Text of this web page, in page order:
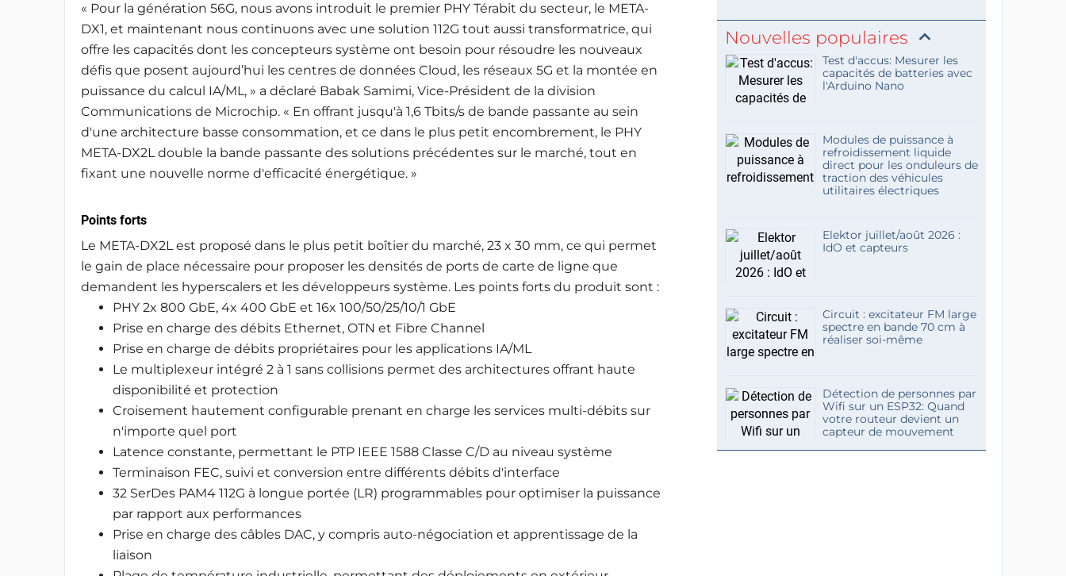
« Pour la génération 56G, nous avons introduit le premier PHY Térabit du secteur, le META-
DX1, et maintenant nous continuons avec une solution 112G tout aussi transformatrice, qui
offre les capacités dont les concepteurs système ont besoin pour résoudre les nouveaux
défis que posent aujourd’hui les centres de données Cloud, les réseaux 5G et la montée en
puissance du calcul IA/ML, » a déclaré Babak Samimi, Vice-Président de la division
Communications de Microchip. « En offrant jusqu'à 1,6 Tbits/s de bande passante au sein
d'une architecture basse consommation, et ce dans le plus petit encombrement, le PHY
META-DX2L double la bande passante des solutions précédentes sur le marché, tout en
fixant une nouvelle norme d'efficacité énergétique. »
Points forts
Le META-DX2L est proposé dans le plus petit boîtier du marché, 23 x 30 mm, ce qui permet
le gain de place nécessaire pour proposer les densités de ports de carte de ligne que
demandent les hyperscalers et les développeurs système. Les points forts du produit sont :
PHY 2x 800 GbE, 4x 400 GbE et 16x 100/50/25/10/1 GbE
Prise en charge des débits Ethernet, OTN et Fibre Channel
Prise en charge de débits propriétaires pour les applications IA/ML
Le multiplexeur intégré 2 à 1 sans collisions permet des architectures offrant haute
disponibilité et protection
Croisement hautement configurable prenant en charge les services multi-débits sur
n'importe quel port
Latence constante, permettant le PTP IEEE 1588 Classe C/D au niveau système
Terminaison FEC, suivi et conversion entre différents débits d'interface
32 SerDes PAM4 112G à longue portée (LR) programmables pour optimiser la puissance
par rapport aux performances
Prise en charge des câbles DAC, y compris auto-négociation et apprentissage de la
liaison
Nouvelles populaires
Test d'accus: Mesurer les
capacités de batteries avec
l'Arduino Nano
Modules de puissance à
refroidissement liquide
direct pour les onduleurs de
traction des véhicules
utilitaires électriques
Elektor juillet/août 2026 :
IdO et capteurs
Circuit : excitateur FM large
spectre en bande 70 cm à
réaliser soi-même
Détection de personnes par
Wifi sur un ESP32: Quand
votre routeur devient un
capteur de mouvement